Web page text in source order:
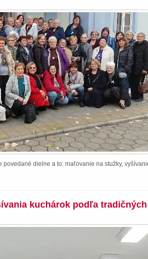
dielne a to: maľovanie na stužky,
kuchárok podľa